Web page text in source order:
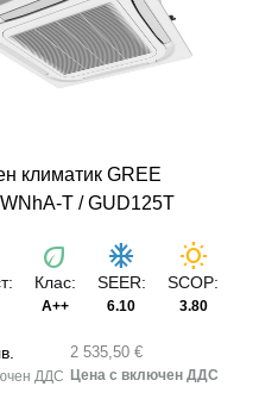
климатик GREE
T / GUD125T
eco
Клас:
A++
ac_unit
SEER:
6.10
wb_sunny
SCOP:
3.80
2 535,50 €